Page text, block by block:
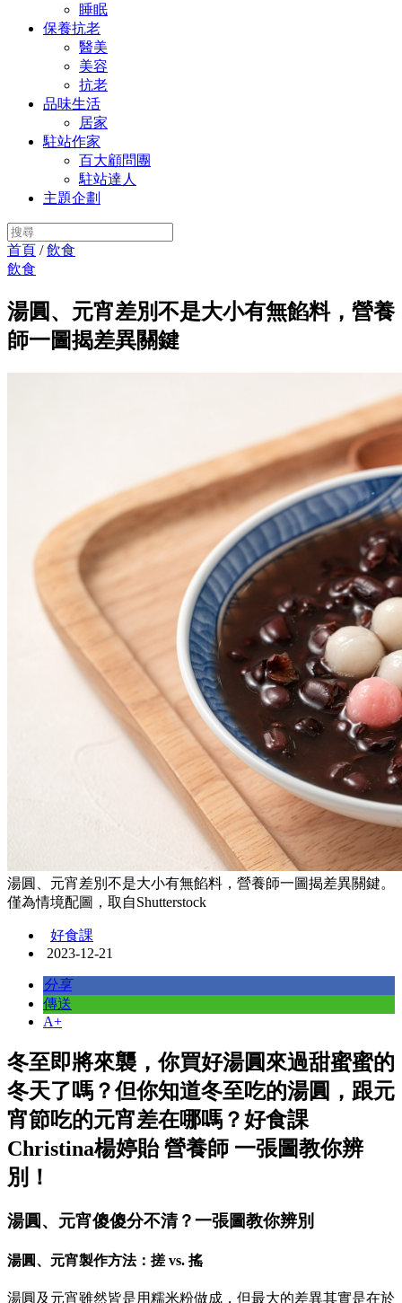
睡眠
保養抗老
醫美
美容
抗老
品味生活
居家
駐站作家
百大顧問團
駐站達人
主題企劃
首頁 /飲食
飲食
湯圓、元宵差別不是大小有無餡料，營養
師一圖揭差異關鍵
湯圓、元宵差別不是大小有無餡料，營養師一圖揭差異關鍵。
僅為情境配圖，取自Shutterstock
好食課
2023-12-21
分享
傳送
A+
冬至即將來襲，你買好湯圓來過甜蜜蜜的
冬天了嗎？但你知道冬至吃的湯圓，跟元
宵節吃的元宵差在哪嗎？好食課
Christina楊婷貽 營養師 一張圖教你辨
別！
湯圓、元宵傻傻分不清？一張圖教你辨別
湯圓、元宵製作方法：搓 vs. 搖
湯圓及元宵雖然皆是用糯米粉做成，但最大的差異其實是在於